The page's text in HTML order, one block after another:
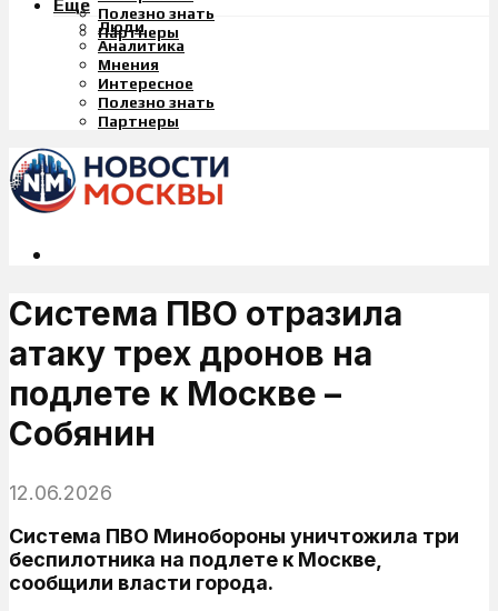
Полезно знать
Партнеры
Еще
Люди
Аналитика
Мнения
Интересное
Полезно знать
Партнеры
Система ПВО отразила
атаку трех дронов на
подлете к Москве –
Собянин
12.06.2026
Система ПВО Минобороны уничтожила три
беспилотника на подлете к Москве,
сообщили власти города.